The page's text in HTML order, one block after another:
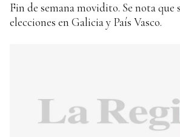
Fin de semana movidito. Se nota que
elecciones en Galicia y País Vasco.